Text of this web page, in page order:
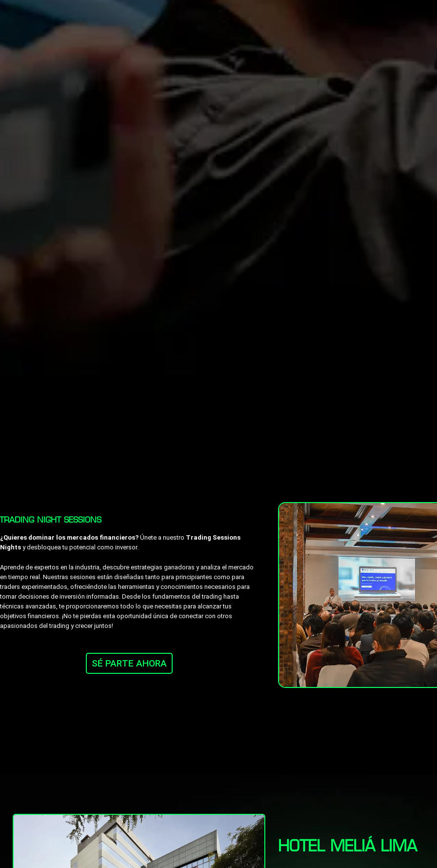
TRADING NIGHT SESSIONS
¿Quieres dominar los mercados financieros? Únete a nuestro Trading Sessions
Nights y desbloquea tu potencial como inversor.
Aprende de expertos en la industria, descubre estrategias ganadoras y analiza el mercado
en tiempo real. Nuestras sesiones están diseñadas tanto para principiantes como para
traders experimentados, ofreciéndote las herramientas y conocimientos necesarios para
tomar decisiones de inversión informadas. Desde los fundamentos del trading hasta
técnicas avanzadas, te proporcionaremos todo lo que necesitas para alcanzar tus
objetivos financieros. ¡No te pierdas esta oportunidad única de conectar con otros
apasionados del trading y crecer juntos!
SÉ PARTE AHORA
HOTEL MELIÁ LIMA